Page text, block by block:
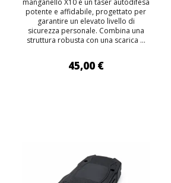
manganello X10 è un taser autodifesa
potente e affidabile, progettato per
garantire un elevato livello di
sicurezza personale. Combina una
struttura robusta con una scarica ...
45,00 €